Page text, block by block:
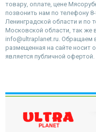
товару, оплате, цене
позвонить нам по телефону
Ленинградской области и по
Московской области, так же
info@ultraplanet.ru. Обращаем
размещенная на сайте носит
является публичной офертой.